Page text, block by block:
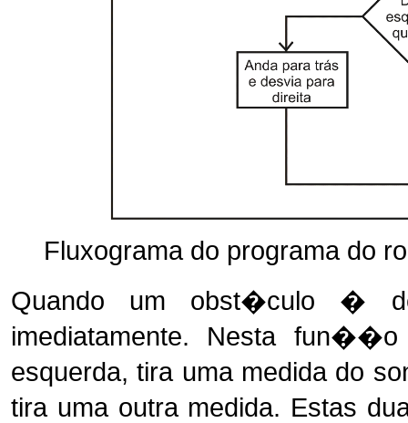
Fluxograma do programa do
Quando um obst�culo �
imediatamente. Nesta
esquerda, tira uma medida do
tira uma outra medida. Estas